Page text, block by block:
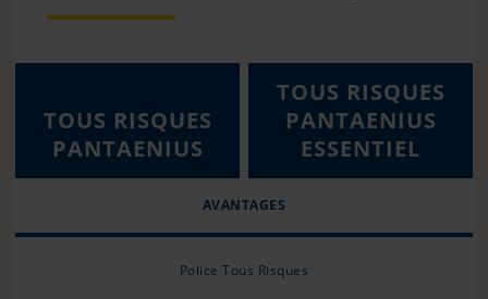
AVANTAGES
TOUS RISQUES
PANTAENIUS
TOUS RISQUES
PANTAENIUS
ESSENTIEL
Police Tous Risques